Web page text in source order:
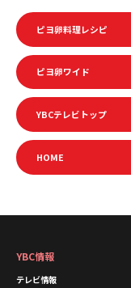
ピヨ卵料理レシピ
ピヨ卵ワイド
YBCテレビトップ
HOME
YBC情報
テレビ情報